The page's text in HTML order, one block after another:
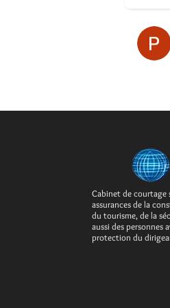
Cabinet de courtage
assurances de la
du tourisme, de la
aussi des personnes
protection du